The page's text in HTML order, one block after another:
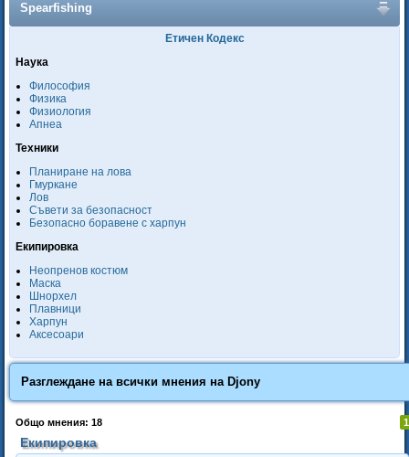
Spearfishing
Етичен Кодекс
Наука
Философия
Физика
Физиология
Апнеа
Техники
Планиране на лова
Гмуркане
Лов
Съвети за безопасност
Безопасно боравене с харпун
Екипировка
Неопренов костюм
Маска
Шнорхел
Плавници
Харпун
Аксесоари
Разглеждане на всички мнения на Djony
Общо мнения: 18 1
Екипировка